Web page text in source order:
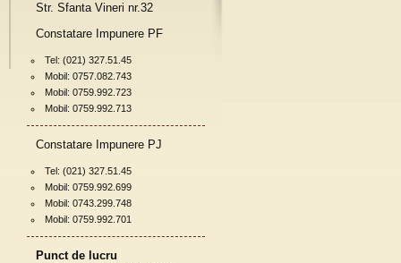
Str. Sfanta Vineri nr.32
Constatare Impunere PF
Tel: (021) 327.51.45
Mobil: 0757.082.743
Mobil: 0759.992.723
Mobil: 0759.992.713
Constatare Impunere PJ
Tel: (021) 327.51.45
Mobil: 0759.992.699
Mobil: 0743.299.748
Mobil: 0759.992.701
Punct de lucru